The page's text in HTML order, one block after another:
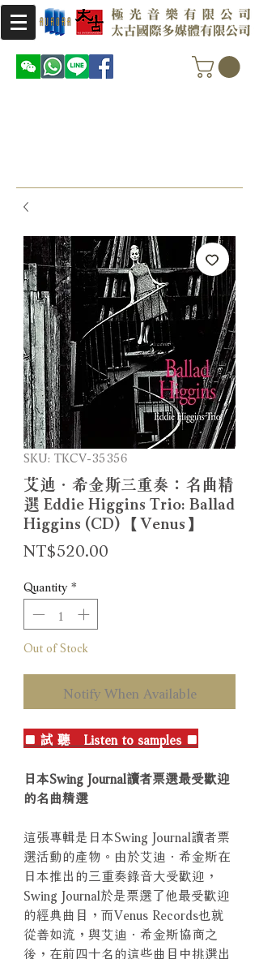
SKU: TKCV-35356
艾迪．希金斯三重奏：名曲精
選 Eddie Higgins Trio: Ballad
Higgins (CD) 【Venus】
NT$520.00
Quantity *
Out of Stock
Notify When Available
■ 試 聽 Listen to samples ■
日本Swing Journal讀者票選最受歡迎
的名曲精選
這張專輯是日本Swing Journal讀者票
選活動的產物。由於艾迪．希金斯在
日本推出的三重奏錄音大受歡迎，
Swing Journal於是票選了他最受歡迎
的經典曲目，而Venus Records也就
從善如流，與艾迪．希金斯協商之
後，在前四十名的這些曲目中挑選出